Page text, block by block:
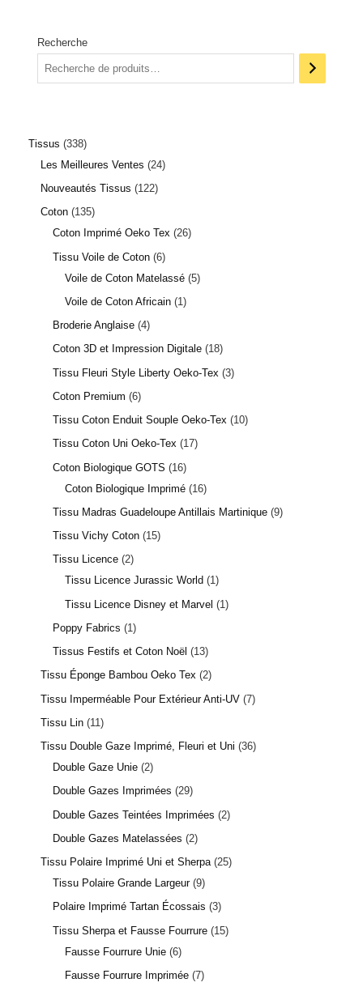
Recherche
Tissus 338
Les Meilleures Ventes
24
Nouveautés Tissus
122
Coton 135
Coton Imprimé Oeko Tex 26
Tissu Voile de Coton 6
Voile de Coton Matelassé 5
Voile de Coton Africain 1
Broderie Anglaise 4
Coton 3D et Impression Digitale 18
Tissu Fleuri Style Liberty Oeko-Tex 3
Coton Premium 6
Tissu Coton Enduit Souple Oeko-Tex
10
Tissu Coton Uni Oeko-Tex
17
Coton Biologique GOTS
16
Coton Biologique Imprimé 16
Tissu Madras Guadeloupe Antillais Martinique 9
Tissu Vichy Coton 15
Tissu Licence 2
Tissu Licence Jurassic World
1
Tissu Licence Disney et Marvel
1
Poppy Fabrics
1
Tissus Festifs et Coton Noël
13
Tissu Éponge Bambou Oeko Tex 2
Tissu Imperméable Pour Extérieur Anti-UV 7
Tissu Lin 11
Tissu Double Gaze Imprimé, Fleuri et Uni 36
Double Gaze Unie 2
Double Gazes Imprimées 29
Double Gazes Teintées Imprimées
2
Double Gazes Matelassées
2
Tissu Polaire Imprimé Uni et Sherpa 25
Tissu Polaire Grande Largeur 9
Polaire Imprimé Tartan Écossais 3
Tissu Sherpa et Fausse Fourrure 15
Fausse Fourrure Unie 6
Fausse Fourrure Imprimée 7